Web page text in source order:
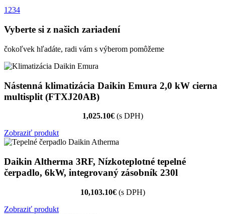
1 234
Vyberte si z našich zariadení
čokoľvek hľadáte, radi vám s výberom pomôžeme
Nástenná klimatizácia Daikin Emura 2,0 kW cierna
multisplit (FTXJ20AB)
1,025.10€(s DPH)
Zobraziť produkt
Daikin Altherma 3RF, Nízkoteplotné tepelné
čerpadlo, 6kW, integrovaný zásobník 230l
10,103.10€(s DPH)
Zobraziť produkt